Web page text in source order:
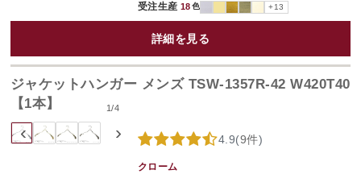
受注生産 18色 +13
詳細を見る
‹ ›
1/4
ジャケットハンガー メンズ TSW-1357R-42 W420T40
【1本】
4.9(9件)
クローム